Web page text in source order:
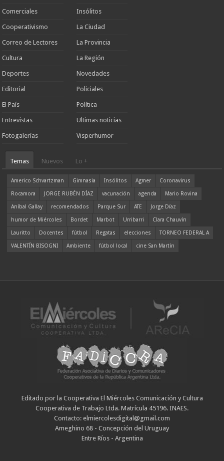
Comerciales
Cooperativismo
Correo de Lectores
Cultura
Deportes
Editorial
El País
Entrevistas
Fotogalerías
Insólitos
La Ciudad
La Provincia
La Región
Novedades
Policiales
Política
Ultimas noticias
Visperhumor
Temas Nuevos Lo +
Americo Schvartzman Gimnasia Insólitos Agmer
Coronavirus
Rocamora
JORGE RUBÉN DÍAZ vacunación agenda
Mario Rovina
Aníbal Gallay
recomendados Parque Sur ATE
Jorge Díaz
humor de Miércoles
Bordet Marbot Urribarri
Clara Chauvín
Lauritto
Docentes fútbol Regatas elecciones
TORNEO FEDERAL A
VALENTÍN BISOGNI
Ambiente fútbol local cine San Martín
Editado por la Cooperativa El Miércoles Comunicación y Cultura
Cooperativa de Trabajo Ltda. Matrícula 45196. INAES.
Contacto: elmiercolesdigital@gmail.com
Ameghino 68 - Concepción del Uruguay
Entre Ríos - Argentina